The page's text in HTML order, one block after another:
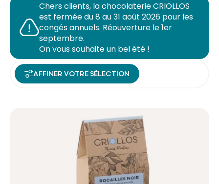
Chers clients, la chocolaterie CRIOLLOS
est fermée du 8 au 31 août 2026 pour les
congés annuels. Réouverture le 1er
septembre.
On vous souhaite un bel été !
AFFINER VOTRE SÉLECTION